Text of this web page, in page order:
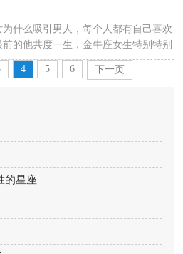
2026-07-06
什么吸引男人，每个人都有自己喜欢
的他共度一生，金牛座女生特别特别
和，以下分享金牛女为什...
4 5 6
下一页
的星座